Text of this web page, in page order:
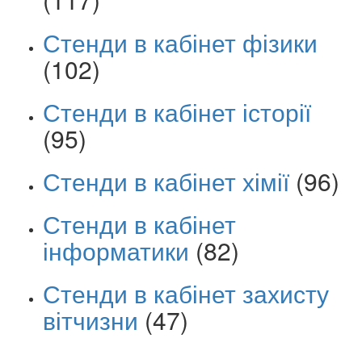
Стенди в кабінет фізики
(102)
Стенди в кабінет історії
(95)
Стенди в кабінет хімії (96)
Стенди в кабінет
інформатики (82)
Стенди в кабінет захисту
вітчизни (47)